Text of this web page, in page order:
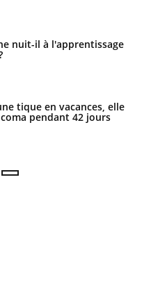
nuit-il à l'apprentissage
tique en vacances, elle
pendant 42 jours